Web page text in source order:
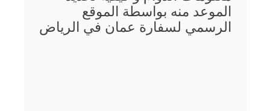
الموعد منه بواسطة الموقع
الرسمي لسفارة عمان في الرياض